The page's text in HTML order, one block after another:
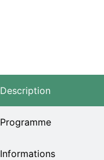
Description
Programme
Informations